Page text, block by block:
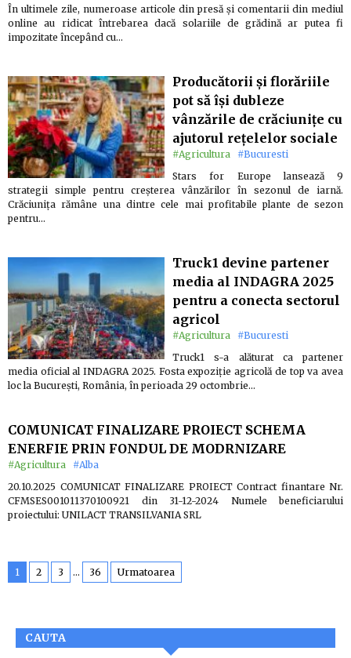
În ultimele zile, numeroase articole din presă și comentarii din mediul
online au ridicat întrebarea dacă solariile de grădină ar putea fi
impozitate începând cu…
Producătorii și florăriile
pot să își dubleze
vânzările de crăciunițe cu
ajutorul rețelelor sociale
#Agricultura #Bucuresti
Stars for Europe lansează 9
strategii simple pentru creșterea vânzărilor în sezonul de iarnă.
Crăciunița rămâne una dintre cele mai profitabile plante de sezon
pentru…
Truck1 devine partener
media al INDAGRA 2025
pentru a conecta sectorul
agricol
#Agricultura #Bucuresti
Truck1 s-a alăturat ca partener
media oficial al INDAGRA 2025. Fosta expoziție agricolă de top va avea
loc la București, România, în perioada 29 octombrie…
COMUNICAT FINALIZARE PROIECT SCHEMA
ENERFIE PRIN FONDUL DE MODRNIZARE
#Agricultura #Alba
20.10.2025 COMUNICAT FINALIZARE PROIECT Contract finantare Nr.
CFMSES001011370100921 din 31-12-2024 Numele beneficiarului
proiectului: UNILACT TRANSILVANIA SRL
1 2 3 … 36 Urmatoarea
CAUTA